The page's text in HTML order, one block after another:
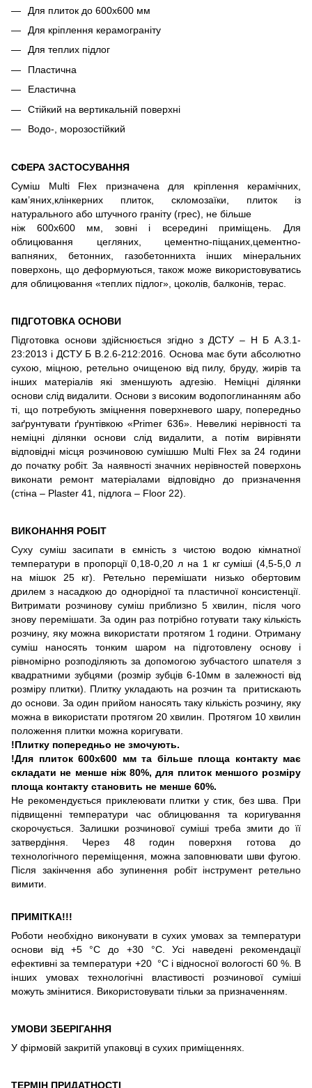
Для плиток до 600х600 мм
Для кріплення керамограніту
Для теплих підлог
Пластична
Еластична
Стійкий на вертикальній поверхні
Водо-, морозостійкий
СФЕРА ЗАСТОСУВАННЯ
Суміш Multi Flex призначена для кріплення керамічних,
кам’яних,клінкерних плиток, скломозаїки, плиток із
натурального або штучного граніту (грес), не більше
ніж 600х600 мм, зовні і всередині приміщень. Для
облицювання цегляних, цементно-піщаних,цементно-
вапняних, бетонних, газобетоннихта інших мінеральних
поверхонь, що деформуються, також може використовуватись
для облицювання «теплих підлог», цоколів, балконів, терас.
ПІДГОТОВКА ОСНОВИ
Підготовка основи здійснюється згідно з ДСТУ – Н Б А.3.1-
23:2013 і ДСТУ Б В.2.6-212:2016. Основа має бути абсолютно
сухою, міцною, ретельно очищеною від пилу, бруду, жирів та
інших матеріалів які зменшують адгезію. Неміцні ділянки
основи слід видалити. Основи з високим водопоглинанням або
ті, що потребують зміцнення поверхневого шару, попередньо
заґрунтувати ґрунтівкою «Primer 636». Невеликі нерівності та
неміцні ділянки основи слід видалити, а потім вирівняти
відповідні місця розчиновою сумішшю Multi Flex за 24 години
до початку робіт. За наявності значних нерівностей поверхонь
виконати ремонт матеріалами відповідно до призначення
(стіна – Plaster 41, підлога – Floor 22).
ВИКОНАННЯ РОБІТ
Суху суміш засипати в ємність з чистою водою кімнатної
температури в пропорції 0,18-0,20 л на 1 кг суміші (4,5-5,0 л
на мішок 25 кг). Ретельно перемішати низько обертовим
дрилем з насадкою до однорідної та пластичної консистенції.
Витримати розчинову суміш приблизно 5 хвилин, після чого
знову перемішати. За один раз потрібно готувати таку кількість
розчину, яку можна використати протягом 1 години. Отриману
суміш наносять тонким шаром на підготовлену основу і
рівномірно розподіляють за допомогою зубчастого шпателя з
квадратними зубцями (розмір зубців 6-10мм в залежності від
розміру плитки). Плитку укладають на розчин та притискають
до основи. За один прийом наносять таку кількість розчину, яку
можна в використати протягом 20 хвилин. Протягом 10 хвилин
положення плитки можна коригувати.
!Плитку попередньо не змочують.
!Для плиток 600х600 мм та більше площа контакту має
складати не менше ніж 80%, для плиток меншого розміру
площа контакту становить не менше 60%.
Не рекомендується приклеювати плитки у стик, без шва. При
підвищенні температури час облицювання та коригування
скорочується. Залишки розчинової суміші треба змити до її
затвердіння. Через 48 годин поверхня готова до
технологічного переміщення, можна заповнювати шви фугою.
Після закінчення або зупинення робіт інструмент ретельно
вимити.
ПРИМІТКА!!!
Роботи необхідно виконувати в сухих умовах за температури
основи від +5 °С до +30 °С. Усі наведені рекомендації
ефективні за температури +20 °С і відносної вологості 60 %. В
інших умовах технологічні властивості розчинової суміші
можуть змінитися. Використовувати тільки за призначенням.
УМОВИ ЗБЕРІГАННЯ
У фірмовій закритій упаковці в сухих приміщеннях.
ТЕРМІН ПРИДАТНОСТІ